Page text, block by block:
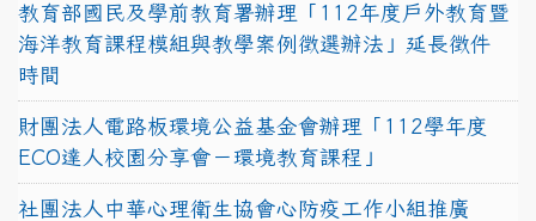
教育部國民及學前教育署辦理「112年度戶外教育暨
海洋教育課程模組與教學案例徵選辦法」延長徵件
時間
財團法人電路板環境公益基金會辦理「112學年度
ECO達人校園分享會－環境教育課程」
社團法人中華心理衛生協會心防疫工作小組推廣